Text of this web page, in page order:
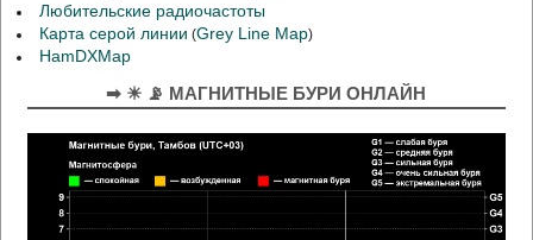
Любительские радиочастоты
Карта серой линии (Grey Line Map)
HamDXMap
➡ ☀ 📡 МАГНИТНЫЕ БУРИ ОНЛАЙН